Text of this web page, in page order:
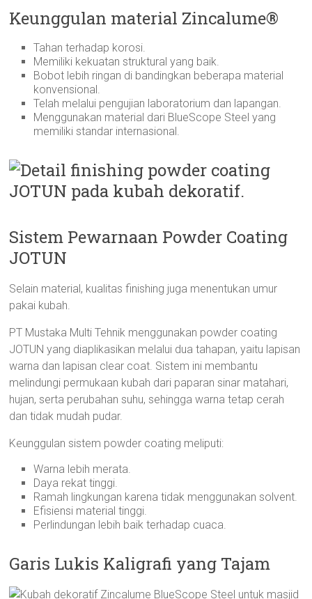
Keunggulan material Zincalume®
Tahan terhadap korosi.
Memiliki kekuatan struktural yang baik.
Bobot lebih ringan di bandingkan beberapa material
konvensional.
Telah melalui pengujian laboratorium dan lapangan.
Menggunakan material dari BlueScope Steel yang
memiliki standar internasional.
Sistem Pewarnaan Powder Coating
JOTUN
Selain material, kualitas finishing juga menentukan umur
pakai kubah.
PT Mustaka Multi Tehnik menggunakan powder coating
JOTUN yang diaplikasikan melalui dua tahapan, yaitu lapisan
warna dan lapisan clear coat. Sistem ini membantu
melindungi permukaan kubah dari paparan sinar matahari,
hujan, serta perubahan suhu, sehingga warna tetap cerah
dan tidak mudah pudar.
Keunggulan sistem powder coating meliputi:
Warna lebih merata.
Daya rekat tinggi.
Ramah lingkungan karena tidak menggunakan solvent.
Efisiensi material tinggi.
Perlindungan lebih baik terhadap cuaca.
Garis Lukis Kaligrafi yang Tajam